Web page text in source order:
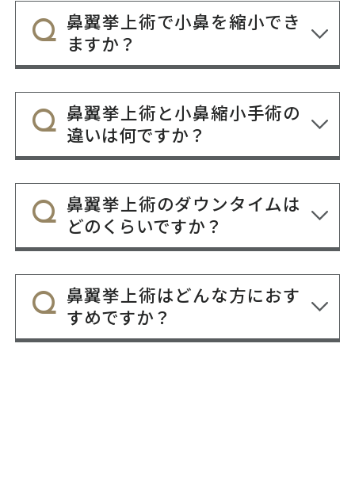
鼻翼挙上術で小鼻を縮小でき
ますか？
鼻翼挙上術と小鼻縮小手術の
違いは何ですか？
鼻翼挙上術のダウンタイムは
どのくらいですか？
鼻翼挙上術はどんな方におす
すめですか？